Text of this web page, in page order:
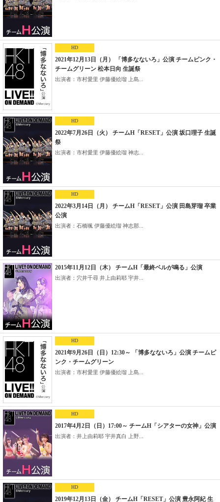
HD
2021年12月13日（月） 「博多なないろ」公演 チームピンク・
チームグリーン 松本日向 生誕祭
出演者：市村愛里 伊藤優絵瑠 上島...
HD
2022年7月26日（火） チームH「RESET」公演 坂口理子 生誕
祭
出演者：市村愛里 伊藤優絵瑠 神志...
HD
2022年3月14日（月） チームH「RESET」公演 田島芽瑠 卒業
公演
出演者：石橋颯 伊藤優絵瑠 神志那...
2015年11月12日（木） チームH「最終ベルが鳴る」公演
出演者：穴井千尋 井上由莉耶 宇井...
HD
2021年9月26日（日）12:30～ 「博多なないろ」公演 チームピ
ンク・チームグリーン
出演者：市村愛里 伊藤優絵瑠 上島...
HD
2017年4月2日（日）17:00～ チームH「シアターの女神」公演
出演者：井上由莉耶 宇井真白 上野...
HD
2019年12月13日（金） チームH「RESET」公演 豊永阿紀 生